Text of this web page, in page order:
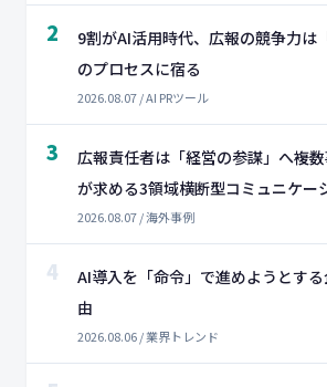
2
9割がAI活用時代、広報の競争力は
のプロセスに宿る
2026.08.07 / AI PRツール
3
広報責任者は「経営の参謀」へ――複
が求める3領域横断型コミュニケー
2026.08.07 / 海外事例
4
AI導入を「命令」で進めようとす
由
2026.08.06 / 業界トレンド